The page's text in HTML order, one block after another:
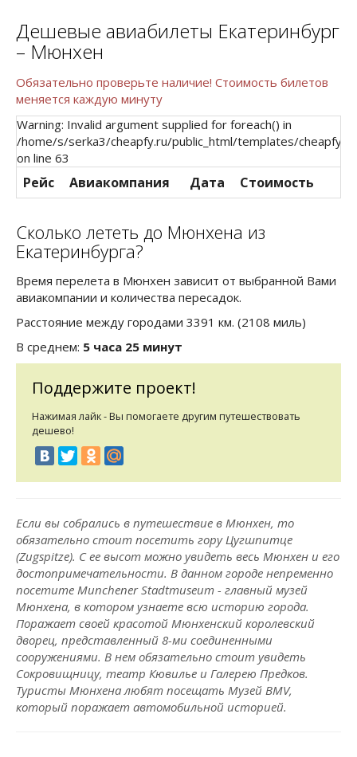
Дешевые авиабилеты Екатеринбург
– Мюнхен
Обязательно проверьте наличие! Стоимость билетов
меняется каждую минуту
Warning: Invalid argument supplied for foreach() in
/home/s/serka3/cheapfy.ru/public_html/templates/cheapfy/
on line 63
Рейс Авиакомпания Дата Стоимость
Сколько лететь до Мюнхена из
Екатеринбурга?
Время перелета в Мюнхен зависит от выбранной Вами
авиакомпании и количества пересадок.
Расстояние между городами 3391 км. (2108 миль)
В среднем: 5 часа 25 минут
Поддержите проект!
Нажимая лайк - Вы помогаете другим путешествовать
дешево!
Если вы собрались в путешествие в Мюнхен, то
обязательно стоит посетить гору Цугшпитце
(Zugspitze). С ее высот можно увидеть весь Мюнхен и его
достопримечательности. В данном городе непременно
посетите Munchener Stadtmuseum - главный музей
Мюнхена, в котором узнаете всю историю города.
Поражает своей красотой Мюнхенский королевский
дворец, представленный 8-ми соединенными
сооружениями. В нем обязательно стоит увидеть
Сокровищницу, театр Кювилье и Галерею Предков.
Туристы Мюнхена любят посещать Музей BMV,
который поражает автомобильной историей.